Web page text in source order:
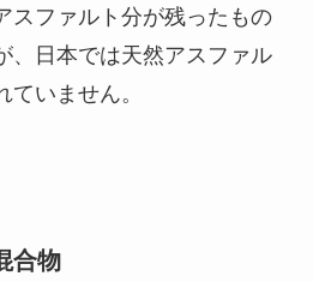
スファルト分が残ったもの
、日本では天然アスファル
ていません。
合物